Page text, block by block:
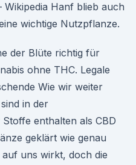
Wikipedia Hanf blieb auch
wichtige Nutzpflanze.
der Blüte richtig für
ohne THC. Legale
Wie wir weiter
in der
enthalten als CBD
geklärt wie genau
uns wirkt, doch die